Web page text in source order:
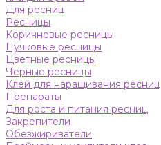
Для ресниц
Ресницы
Коричневые ресницы
Пучковые ресницы
Цветные ресницы
Черные ресницы
Клей для наращивания ресниц
Препараты
Для роста и питания ресниц
Закрепители
Обезжириватели